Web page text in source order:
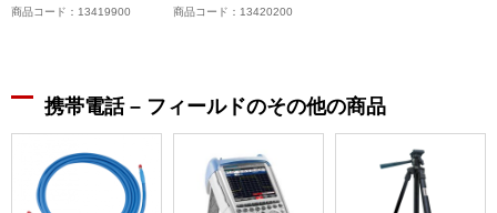
商品コード：13419900 商品コード：13420200
携帯電話 – フィールドのその他の商品